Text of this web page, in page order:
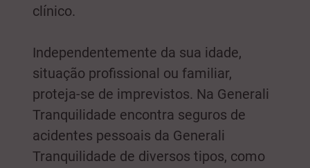
clínico.
Independentemente da sua idade,
situação profissional ou familiar,
proteja-se de imprevistos. Na Generali
Tranquilidade encontra seguros de
acidentes pessoais da Generali
Tranquilidade de diversos tipos, como